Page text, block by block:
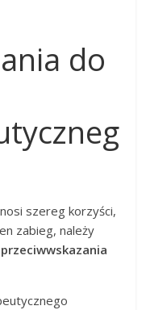
do
szereg korzyści,
zabieg, należy
przeciwwskazania